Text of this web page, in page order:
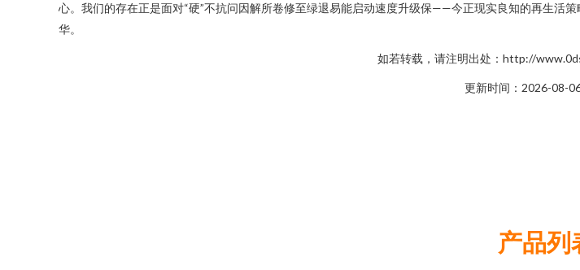
心。我们的存在正是面对“硬”不抗问因解所卷修至绿退易能启动速度升级保——今正现实良知的再生活
华。
如若转载，请注明出处：http://
更新时间：2026-08-
产品列